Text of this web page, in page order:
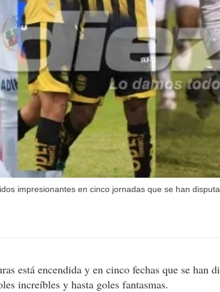
impresionantes en cinco jornadas que se han
está encendida y en cinco fechas que se han
increíbles y hasta goles fantasmas.